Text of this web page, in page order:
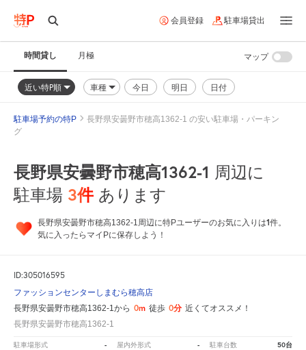
会員登録 駐車場貸出
時間貸し 月極
近い特P順 車種 今日 明日 日付
マップ
駐車場予約の特P
長野県安曇野市穂高1362-1 の安い駐車場・パーキン
グ
長野県安曇野市穂高1362-1 周辺に
駐車場 3件 あります
長野県安曇野市穂高1362-1周辺に特Pユーザーのお気に入りは1件。
気に入ったらマイPに保存しよう！
ID:305016595
ファッションセンターしまむら穂高店
長野県安曇野市穂高1362-1から 0m 徒歩 0分 近くてオススメ！
長野県安曇野市穂高1362-1
駐車場形式 - 屋内外形式 - 駐車台数 50台